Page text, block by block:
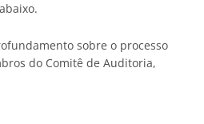
sobre o processo
do Comitê de Auditoria,